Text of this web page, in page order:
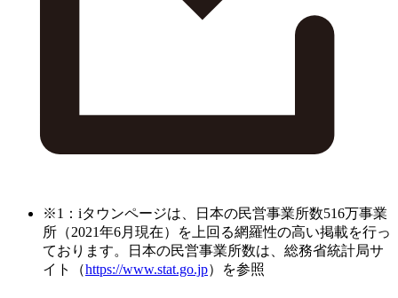
※1：iタウンページは、日本の民営事業所数516万事業
所（2021年6月現在）を上回る網羅性の高い掲載を行っ
ております。日本の民営事業所数は、総務省統計局サ
イト（https://www.stat.go.jp）を参照